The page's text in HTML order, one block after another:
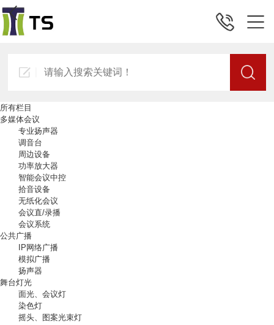
所有栏目
多媒体会议
专业扬声器
调音台
周边设备
功率放大器
智能会议中控
拾音设备
无纸化会议
会议直/录播
会议系统
公共广播
IP网络广播
模拟广播
扬声器
舞台灯光
面光、会议灯
染色灯
摇头、图案光束灯